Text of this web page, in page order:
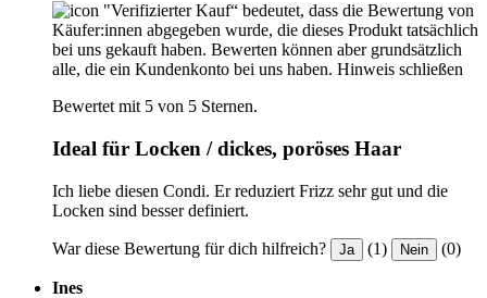
"Verifizierter Kauf“ bedeutet, dass die Bewertung von
Käufer:innen abgegeben wurde, die dieses Produkt tatsächlich
bei uns gekauft haben. Bewerten können aber grundsätzlich
alle, die ein Kundenkonto bei uns haben. Hinweis schließen
Bewertet mit 5 von 5 Sternen.
Ideal für Locken / dickes, poröses Haar
Ich liebe diesen Condi. Er reduziert Frizz sehr gut und die
Locken sind besser definiert.
War diese Bewertung für dich hilfreich? Ja (1) Nein (0)
Ines